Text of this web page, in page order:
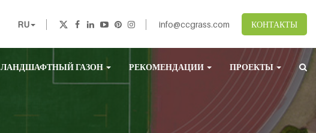
RU info@ccgrass.com КОНТАКТЫ
ЛАНДШАФТНЫЙ ГАЗОН РЕКОМЕНДАЦИИ ПРОЕКТЫ